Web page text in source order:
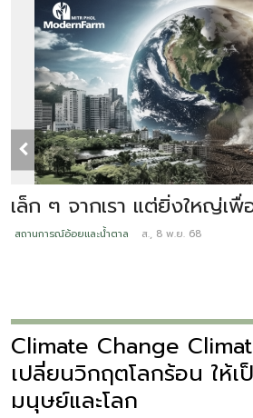
เล็ก ๆ จากเรา แต่ยิ่งใหญ่เพื่
สถานการณ์อ้อยและน้ำตาล ส., 8 พ.ย. 68
Climate Change
เปลี่ยนวิกฤตโลกร้อน ให้เ
มนุษย์และโลก